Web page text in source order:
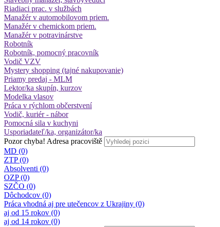
Riadiaci prac. v službách
Manažér v automobilovom priem.
Manažér v chemickom priem.
Manažér v potravinárstve
Robotník
Robotník, pomocný pracovník
Vodič VZV
Mystery shopping (tajné nakupovanie)
Priamy predaj - MLM
Lektor/ka skupín, kurzov
Modelka vlasov
Práca v rýchlom občerstvení
Vodič, kuriér - nábor
Pomocná sila v kuchyni
Usporiadateľ/ka, organizátor/ka
Pozor chyba! Adresa pracoviště
MD (0)
ZTP (0)
Absolventi (0)
OZP (0)
SZČO (0)
Dôchodcov (0)
Práca vhodná aj pre utečencov z Ukrajiny (0)
aj od 15 rokov (0)
aj od 14 rokov (0)